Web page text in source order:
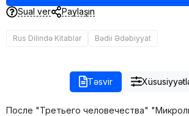
Sual ver Paylaşın
Rus Dilində Kitablar Bədii Ədəbiyyat
Təsvir
После "Третьего человечества"